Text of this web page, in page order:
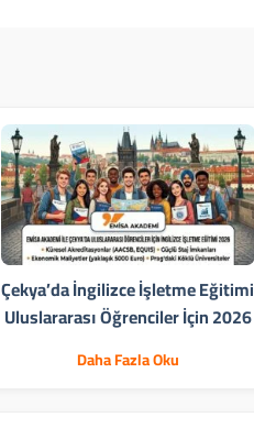
Çekya’da İngilizce İşletme Eğitimi
Uluslararası Öğrenciler İçin 2026
Daha Fazla Oku